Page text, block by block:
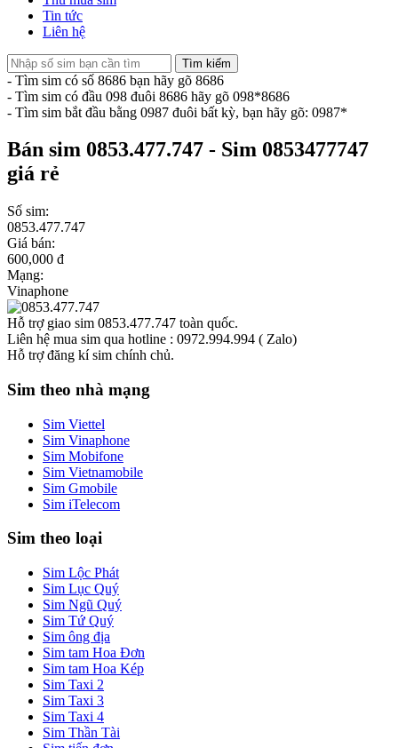
Tin tức
Liên hệ
Tìm kiếm
- Tìm sim có số 8686 bạn hãy gõ 8686
- Tìm sim có đầu 098 đuôi 8686 hãy gõ 098*8686
- Tìm sim bắt đầu bằng 0987 đuôi bất kỳ, bạn hãy gõ: 0987*
Bán sim 0853.477.747 - Sim 0853477747
giá rẻ
Số sim:
0853.477.747
Giá bán:
600,000 đ
Mạng:
Vinaphone
Hỗ trợ giao sim 0853.477.747 toàn quốc.
Liên hệ mua sim qua hotline : 0972.994.994 ( Zalo)
Hỗ trợ đăng kí sim chính chủ.
Sim theo nhà mạng
Sim Viettel
Sim Vinaphone
Sim Mobifone
Sim Vietnamobile
Sim Gmobile
Sim iTelecom
Sim theo loại
Sim Lộc Phát
Sim Lục Quý
Sim Ngũ Quý
Sim Tứ Quý
Sim ông địa
Sim tam Hoa Đơn
Sim tam Hoa Kép
Sim Taxi 2
Sim Taxi 3
Sim Taxi 4
Sim Thần Tài